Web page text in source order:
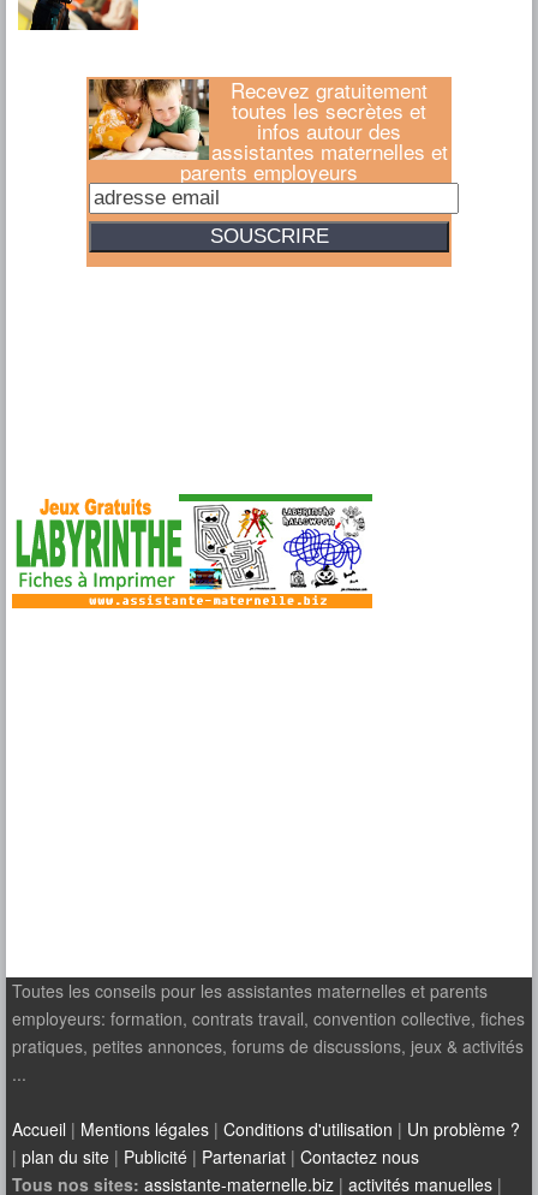
Recevez gratuitement
toutes les secrètes et
infos autour des
assistantes maternelles et
parents employeurs
Toutes les conseils pour les assistantes maternelles et parents
employeurs: formation, contrats travail, convention collective, fiches
pratiques, petites annonces, forums de discussions, jeux & activités
...
Accueil | Mentions légales | Conditions d'utilisation | Un problème ?
| plan du site | Publicité | Partenariat | Contactez nous
Tous nos sites: assistante-maternelle.biz | activités manuelles |